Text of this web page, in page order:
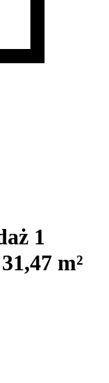
1
m²